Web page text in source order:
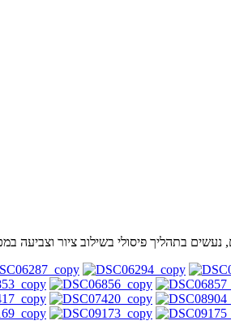
בתהליך פיסולי בשילוב ציור וצביעה